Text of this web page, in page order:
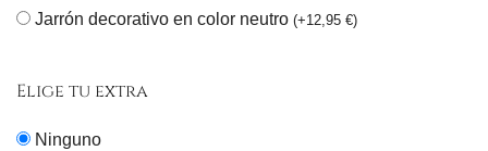
Jarrón decorativo en color neutro (+12,95 €)
Elige tu extra
Ninguno